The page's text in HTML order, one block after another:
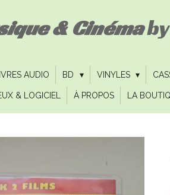
& Cinéma
AUDIO BD VINYLES
& LOGICIEL À PROPOS LA